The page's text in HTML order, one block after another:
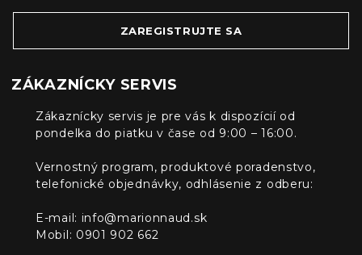
ZAREGISTRUJTE SA
ZÁKAZNÍCKY SERVIS
Zákaznícky servis je pre vás k dispozícií od
pondelka do piatku v čase od 9:00 – 16:00.
Vernostný program, produktové poradenstvo,
telefonické objednávky, odhlásenie z odberu:
E-mail: info@marionnaud.sk
Mobil: 0901 902 662